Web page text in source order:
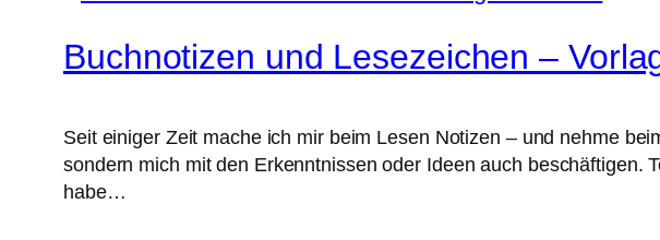
Buchnotizen und Lesezeichen –
Seit einiger Zeit mache ich mir beim Lesen Notizen – und nehme
sondern mich mit den Erkenntnissen oder Ideen auch beschäftigen.
habe…